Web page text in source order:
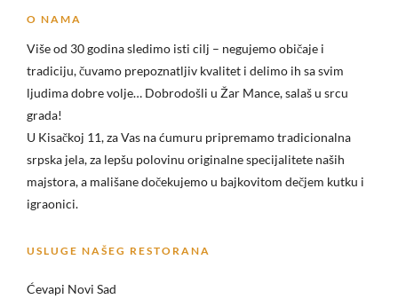
O NAMA
Više od 30 godina sledimo isti cilj – negujemo običaje i
tradiciju, čuvamo prepoznatljiv kvalitet i delimo ih sa svim
ljudima dobre volje… Dobrodošli u Žar Mance, salaš u srcu
grada!
U Kisačkoj 11, za Vas na ćumuru pripremamo tradicionalna
srpska jela, za lepšu polovinu originalne specijalitete naših
majstora, a mališane dočekujemo u bajkovitom dečjem kutku i
igraonici.
USLUGE NAŠEG RESTORANA
Ćevapi Novi Sad